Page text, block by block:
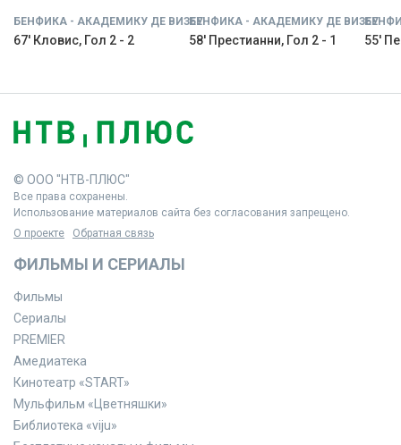
БЕНФИКА - АКАДЕМИКУ ДЕ ВИЗЕУ
67' Кловис, Гол 2 - 2
БЕНФИКА - АКАДЕМИКУ ДЕ ВИЗЕУ
58' Престианни, Гол 2 - 1 55'
© ООО "НТВ-ПЛЮС"
Все права сохранены.
Использование материалов сайта без согласования запрещено.
О проекте
Обратная связь
ФИЛЬМЫ И СЕРИАЛЫ
Фильмы
Сериалы
PREMIER
Амедиатека
Кинотеатр «START»
Мульфильм «Цветняшки»
Библиотека «viju»